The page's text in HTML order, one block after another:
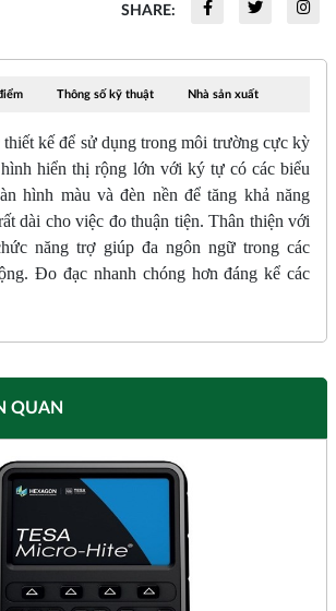
SHARE:
Thông số kỹ thuật Nhà sản xuất
kế để sử dụng trong môi trường cực kỳ
hiển thị rộng lớn với ký tự có các biểu
hình màu và đèn nền để tăng khả năng
dài cho việc đo thuận tiện. Thân thiện với
năng trợ giúp đa ngôn ngữ trong các
Đo đạc nhanh chóng hơn đáng kể các
QUAN